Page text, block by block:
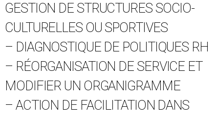
GESTION DE STRUCTURES SOCIO-
CULTURELLES OU SPORTIVES
– DIAGNOSTIQUE DE POLITIQUES RH
– RÉORGANISATION DE SERVICE ET
MODIFIER UN ORGANIGRAMME
– ACTION DE FACILITATION DANS